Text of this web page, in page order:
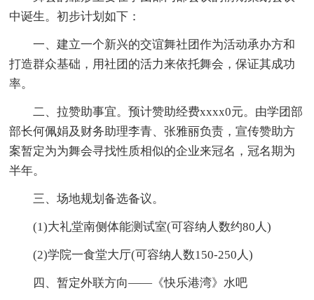
中诞生。初步计划如下：
一、建立一个新兴的交谊舞社团作为活动承办方和
打造群众基础，用社团的活力来依托舞会，保证其成功
率。
二、拉赞助事宜。预计赞助经费xxxx0元。由学团部
部长何佩娟及财务助理李青、张雅丽负责，宣传赞助方
案暂定为为舞会寻找性质相似的企业来冠名，冠名期为
半年。
三、场地规划备选备议。
(1)大礼堂南侧体能测试室(可容纳人数约80人)
(2)学院一食堂大厅(可容纳人数150-250人)
四、暂定外联方向——《快乐港湾》水吧